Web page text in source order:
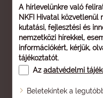
A hírlevelünkre való
NKFI Hivatal
kutatási, fejlesztési és
nemzetközi hírekkel,
információkért, kérjük,
tájékoztatót.
Az adatvédelmi
Beletekintek a